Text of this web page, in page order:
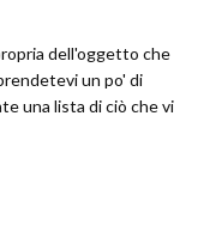
dell'oggetto che
un po' di
una lista di ciò che vi